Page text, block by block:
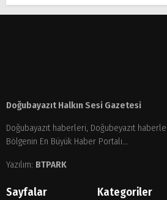
Doğubayazıt Halkın Sesi Gazetesi
Doğubayazıt haberleri, Doğubeyazıt
Bölgenin En Büyük Haber Portalı...
Yazılım: BTPARK
Sayfalar Kategoriler